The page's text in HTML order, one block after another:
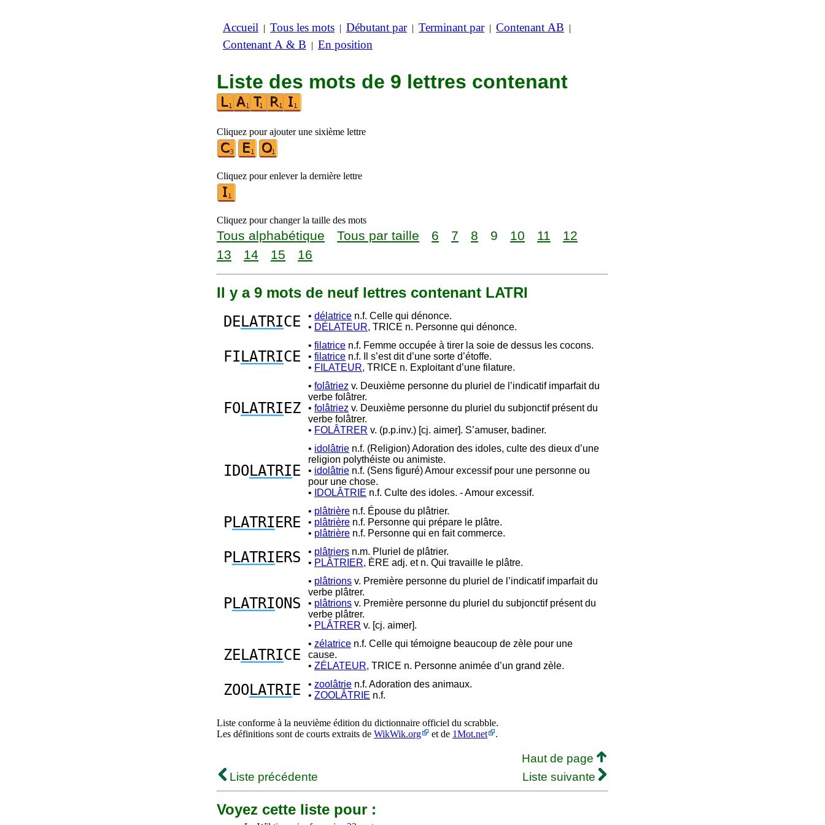
Accueil | Tous les mots | Débutant par| Terminant par| Contenant AB |
Contenant A & B | En position
Liste des mots de 9 lettres contenant
Cliquez pour ajouter une sixième lettre
Cliquez pour enlever la dernière lettre
Cliquez pour changer la taille des mots
Tous alphabétique Tous par taille 6 7 8 9 10 11
12
13
14 15 16
Il y a 9 mots de neuf lettres contenant LATRI
DE LATRICE • délatrice n.f. Celle qui dénonce.
• DÉLATEUR, TRICE n. Personne qui dénonce.
FI LATRICE
• filatrice n.f. Femme occupée à tirer la soie de dessus les cocons.
• filatrice n.f. Il s’est dit d’une sorte d’étoffe.
• FILATEUR, TRICE n. Exploitant d’une filature.
FO LATRI EZ
• folâtriez v. Deuxième personne du pluriel de l’indicatif imparfait du
verbe folâtrer.
• folâtriez v. Deuxième personne du pluriel du subjonctif présent du
verbe folâtrer.
• FOLÂTRER v. (p.p.inv.) [cj. aimer]. S’amuser, badiner.
IDO LATRI E
• idolâtrie n.f. (Religion) Adoration des idoles, culte des dieux d’une
religion polythéiste ou animiste.
• idolâtrie n.f. (Sens figuré) Amour excessif pour une personne ou
pour une chose.
•
IDOLÂTRIE n.f. Culte des idoles. - Amour excessif.
PLATRI ERE
• plâtrière n.f. Épouse du plâtrier.
• plâtrière n.f. Personne qui prépare le plâtre.
• plâtrière n.f. Personne qui en fait commerce.
PLATRI ERS • plâtriers n.m. Pluriel de plâtrier.
• PLÂTRIER, ÈRE adj. et n. Qui travaille le plâtre.
PLATRIONS
• plâtrions v. Première personne du pluriel de l’indicatif imparfait du
verbe plâtrer.
• plâtrions v. Première personne du pluriel du subjonctif présent du
verbe plâtrer.
• PLÂTRER v. [cj. aimer].
ZE LATRICE
• zélatrice n.f. Celle qui témoigne beaucoup de zèle pour une
cause.
• ZÉLATEUR, TRICE n. Personne animée d’un grand zèle.
ZOO LATRI E • zoolâtrie n.f. Adoration des animaux.
• ZOOLÂTRIE n.f.
Liste conforme à la neuvième édition du dictionnaire officiel du scrabble.
Les définitions sont de courts extraits de WikWik.org et de 1Mot.net .
Haut de page
Liste précédente
Liste suivante
Voyez cette liste pour :